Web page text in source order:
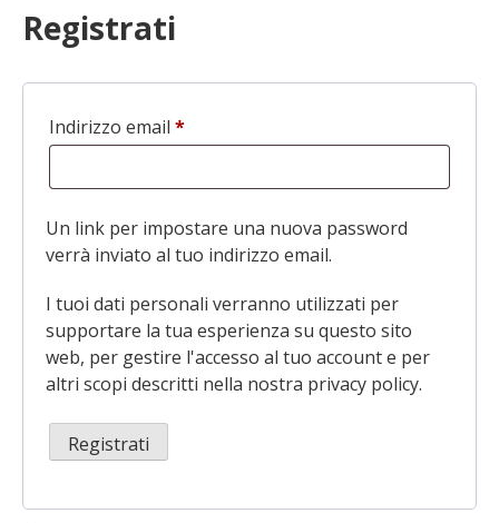
Registrati
Indirizzo email *Richiesto
Un link per impostare una nuova password
verrà inviato al tuo indirizzo email.
I tuoi dati personali verranno utilizzati per
supportare la tua esperienza su questo sito
web, per gestire l'accesso al tuo account e per
altri scopi descritti nella nostra privacy policy.
Registrati